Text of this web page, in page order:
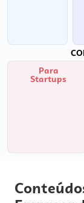
Para
Startups